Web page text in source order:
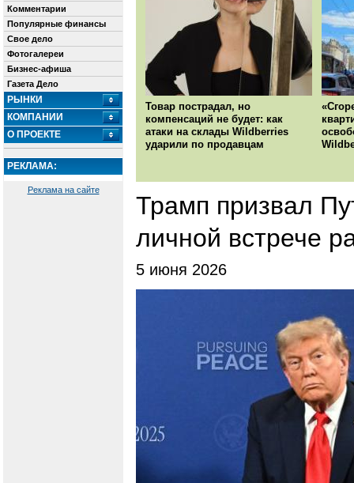
Комментарии
Популярные финансы
Свое дело
Фотогалереи
Бизнес-афиша
Газета Дело
РЫНКИ
КОМПАНИИ
О ПРОЕКТЕ
РЕКЛАМА:
Реклама на сайте
Товар пострадал, но
компенсаций не будет: как
атаки на склады Wildberries
ударили по продавцам
Трамп призвал
личной встрече
5 июня 2026